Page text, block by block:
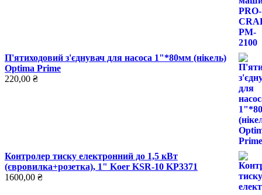
П'ятиходовий з'єднувач для насоса 1"*80мм (нікель)
Optima Prime
220,00 ₴
Контролер тиску електронний до 1,5 кВт
(євровилка+розетка), 1" Koer KSR-10 KP3371
1600,00 ₴